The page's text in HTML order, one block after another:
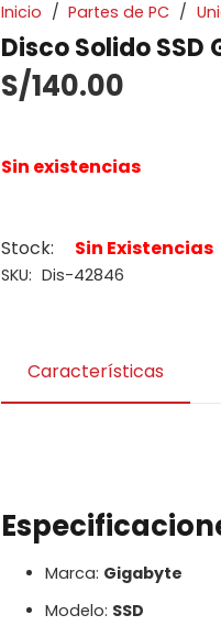
Inicio / Partes de PC /
Disco Solido
S/140.00
Sin existencias
Stock: Sin Existencias
SKU: Dis-42846
Características
Marca: Gigabyte
Modelo: SSD